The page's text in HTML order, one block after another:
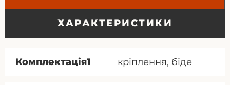
ХАРАКТЕРИСТИКИ
Комплектація1 кріплення, біде